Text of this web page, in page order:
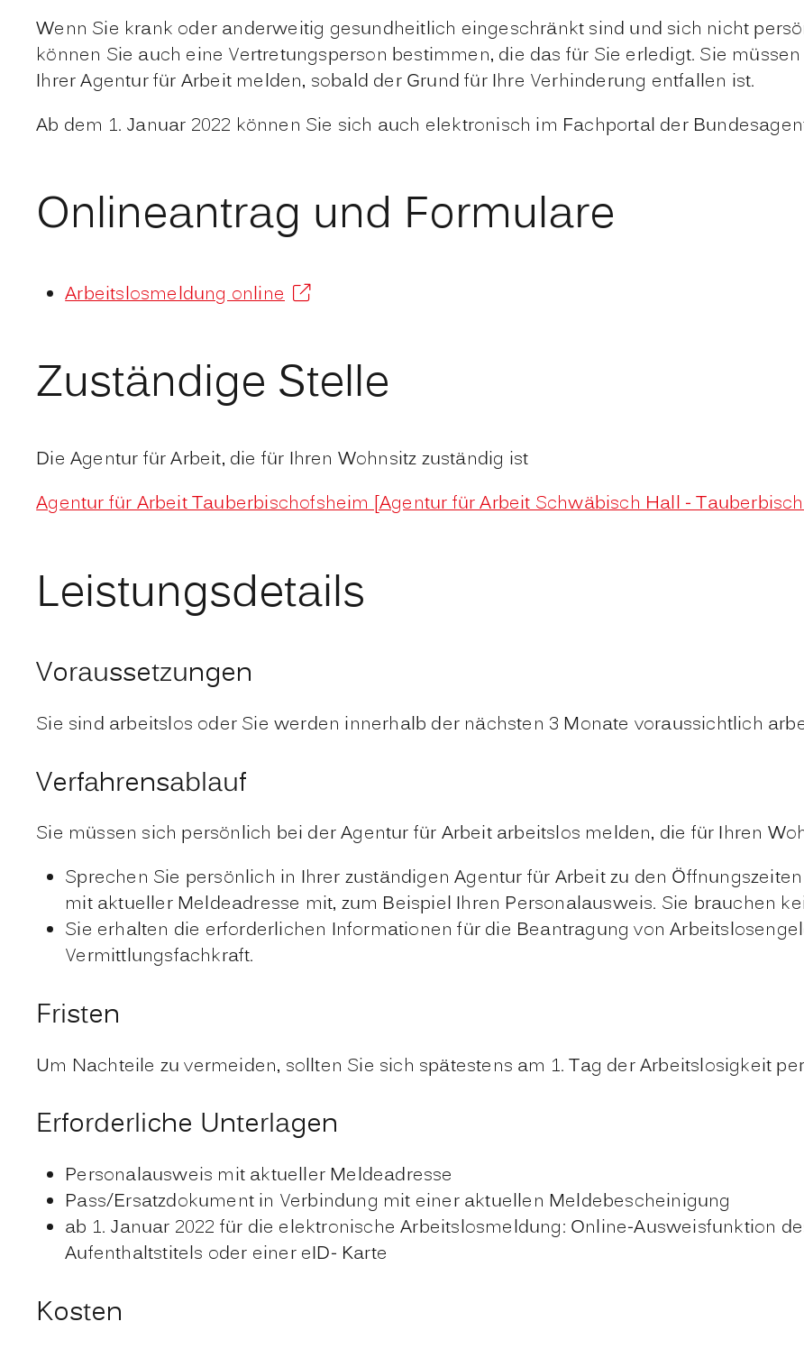
Wenn Sie krank oder anderweitig gesundheitlich eingeschränkt sind und sich nicht
können Sie auch eine Vertretungsperson bestimmen, die das für Sie erledigt. Sie
Ihrer Agentur für Arbeit melden, sobald der Grund für Ihre Verhinderung entfallen ist.
Ab dem 1. Januar 2022 können Sie sich auch elektronisch im Fachportal der
Onlineantrag und Formulare
Arbeitslosmeldung online
Zuständige Stelle
Die Agentur für Arbeit, die für Ihren Wohnsitz zuständig ist
Agentur für Arbeit Tauberbischofsheim [Agentur für Arbeit Schwäbisch Hall -
Leistungsdetails
Voraussetzungen
Sie sind arbeitslos oder Sie werden innerhalb der nächsten 3 Monate voraussichtlich
Verfahrensablauf
Sie müssen sich persönlich bei der Agentur für Arbeit arbeitslos melden, die für Ihren
Sprechen Sie persönlich in Ihrer zuständigen Agentur für Arbeit zu den
mit aktueller Meldeadresse mit, zum Beispiel Ihren Personalausweis. Sie brauchen
Sie erhalten die erforderlichen Informationen für die Beantragung von
Vermittlungsfachkraft.
Fristen
Um Nachteile zu vermeiden, sollten Sie sich spätestens am 1. Tag der Arbeitslosigkeit
Erforderliche Unterlagen
Personalausweis mit aktueller Meldeadresse
Pass/Ersatzdokument in Verbindung mit einer aktuellen Meldebescheinigung
ab 1. Januar 2022 für die elektronische Arbeitslosmeldung: Online-Ausweisfunktion
Aufenthaltstitels oder einer eID- Karte
Kosten